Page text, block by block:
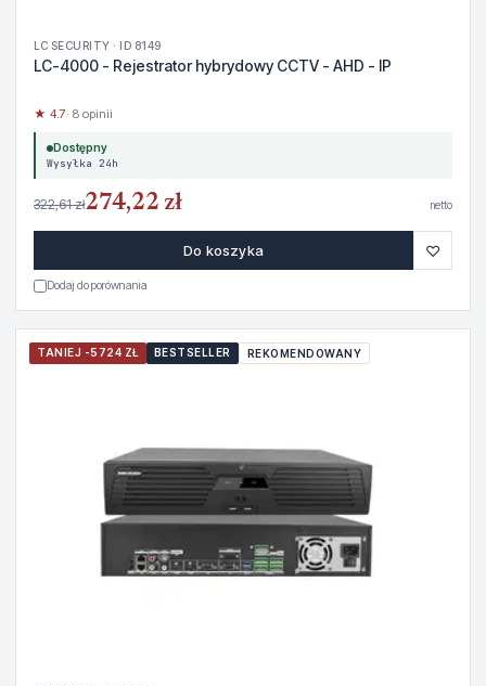
LC SECURITY · ID 8149
LC-4000 - Rejestrator hybrydowy CCTV - AHD - IP
★ 4.7· 8 opinii
Dostępny
Wysyłka 24h
322,61 zł274,22 zł netto
Do koszyka ♡
Dodaj do porównania
TANIEJ -5724 ZŁ BESTSELLER REKOMENDOWANY